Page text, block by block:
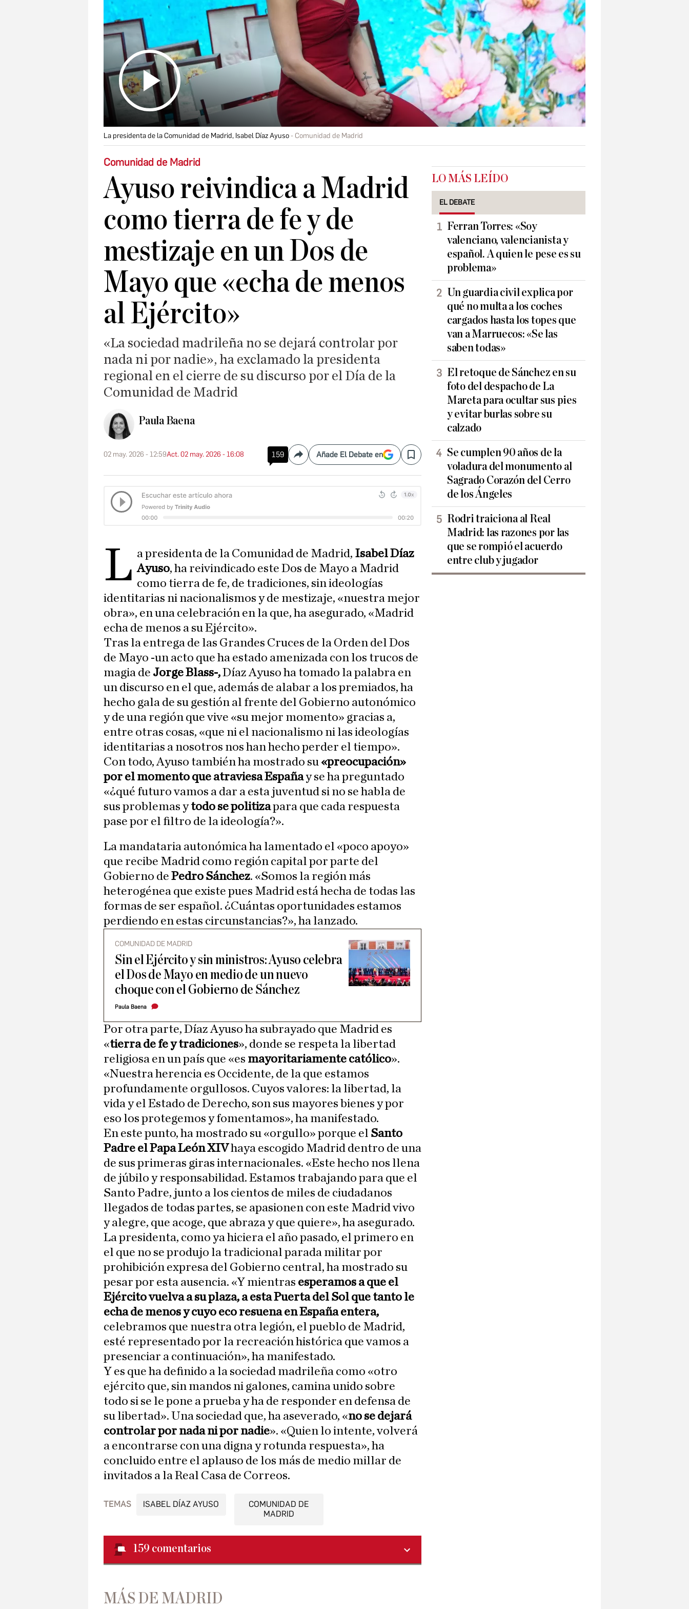
La presidenta de la Comunidad de Madrid, Isabel Díaz Ayuso Comunidad de Madrid
Comunidad de Madrid
Ayuso reivindica a Madrid
como tierra de fe y de
mestizaje en un Dos de
Mayo que «echa de menos
al Ejército»
«La sociedad madrileña no se dejará controlar por
nada ni por nadie», ha exclamado la presidenta
regional en el cierre de su discurso por el Día de la
Comunidad de Madrid
Paula Baena
02 may. 2026 - 12:59Act. 02 may. 2026 - 16:08 159 CompartirAñade El Debate en Save
L a presidenta de la Comunidad de Madrid, Isabel Díaz
Ayuso, ha reivindicado este Dos de Mayo a Madrid
como tierra de fe, de tradiciones, sin ideologías
identitarias ni nacionalismos y de mestizaje, «nuestra mejor
obra», en una celebración en la que, ha asegurado, «Madrid
echa de menos a su Ejército».
Tras la entrega de las Grandes Cruces de la Orden del Dos
de Mayo -un acto que ha estado amenizada con los trucos de
magia de Jorge Blass-,Díaz Ayuso ha tomado la palabra en
un discurso en el que, además de alabar a los premiados, ha
hecho gala de su gestión al frente del Gobierno autonómico
y de una región que vive «su mejor momento» gracias a,
entre otras cosas, «que ni el nacionalismo ni las ideologías
identitarias a nosotros nos han hecho perder el tiempo».
Con todo, Ayuso también ha mostrado su «preocupación»
por el momento que atraviesa Españay se ha preguntado
«¿qué futuro vamos a dar a esta juventud si no se habla de
sus problemas ytodo se politizapara que cada respuesta
pase por el filtro de la ideología?».
La mandataria autonómica ha lamentado el «poco apoyo»
que recibe Madrid como región capital por parte del
Gobierno de Pedro Sánchez. «Somos la región más
heterogénea que existe pues Madrid está hecha de todas las
formas de ser español. ¿Cuántas oportunidades estamos
perdiendo en estas circunstancias?», ha lanzado.
COMUNIDAD DE MADRID
Sin el Ejército y sin ministros: Ayuso celebra
el Dos de Mayo en medio de un nuevo
choque con el Gobierno de Sánchez
Paula Baena
Por otra parte, Díaz Ayuso ha subrayado que Madrid es
«tierra de fe y tradiciones», donde se respeta la libertad
religiosa en un país que «es mayoritariamente católico».
«Nuestra herencia es Occidente, de la que estamos
profundamente orgullosos. Cuyos valores: la libertad, la
vida y el Estado de Derecho, son sus mayores bienes y por
eso los protegemos y fomentamos», ha manifestado.
En este punto, ha mostrado su «orgullo» porque el Santo
Padre el Papa León XIVhaya escogido Madrid dentro de una
de sus primeras giras internacionales. «Este hecho nos llena
de júbilo y responsabilidad. Estamos trabajando para que el
Santo Padre, junto a los cientos de miles de ciudadanos
llegados de todas partes, se apasionen con este Madrid vivo
y alegre, que acoge, que abraza y que quiere», ha asegurado.
La presidenta, como ya hiciera el año pasado, el primero en
el que no se produjo la tradicional parada militar por
prohibición expresa del Gobierno central, ha mostrado su
pesar por esta ausencia. «Y mientras esperamos a que el
Ejército vuelva a su plaza, a esta Puerta del Sol que tanto le
echa de menos y cuyo eco resuena en España entera,
celebramos que nuestra otra legión, el pueblo de Madrid,
esté representado por la recreación histórica que vamos a
presenciar a continuación», ha manifestado.
Y es que ha definido a la sociedad madrileña como «otro
ejército que, sin mandos ni galones, camina unido sobre
todo si se le pone a prueba y ha de responder en defensa de
su libertad». Una sociedad que, ha aseverado, «no se dejará
controlar por nada ni por nadie». «Quien lo intente, volverá
a encontrarse con una digna y rotunda respuesta», ha
concluido entre el aplauso de los más de medio millar de
invitados a la Real Casa de Correos.
TEMAS ISABEL DÍAZ AYUSO
COMUNIDAD DE
MADRID
159 comentarios
LO MÁS LEÍDO
EL DEBATE
Ferran Torres: «Soy
valenciano, valencianista y
español. A quien le pese es su
problema»
Un guardia civil explica por
qué no multa a los coches
cargados hasta los topes que
van a Marruecos: «Se las
saben todas»
El retoque de Sánchez en su
foto del despacho de La
Mareta para ocultar sus pies
y evitar burlas sobre su
calzado
Se cumplen 90 años de la
voladura del monumento al
Sagrado Corazón del Cerro
de los Ángeles
Rodri traiciona al Real
Madrid: las razones por las
que se rompió el acuerdo
entre club y jugador
MÁS DE MADRID